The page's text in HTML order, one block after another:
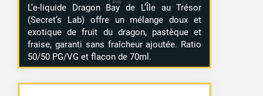
L’e-liquide Dragon Bay de L’Île au Trésor
(Secret’s Lab) offre un mélange doux et
exotique de fruit du dragon, pastèque et
fraise, garanti sans fraîcheur ajoutée. Ratio
50/50 PG/VG et flacon de 70ml.